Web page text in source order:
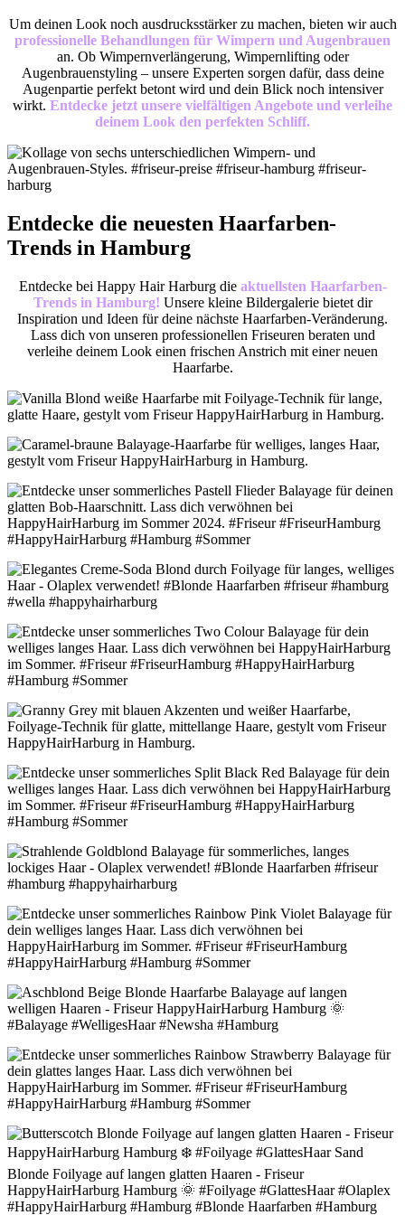
Um deinen Look noch ausdrucksstärker zu machen, bieten wir auch
professionelle Behandlungen für Wimpern und Augenbrauen
an. Ob Wimpernverlängerung, Wimpernlifting oder
Augenbrauenstyling – unsere Experten sorgen dafür, dass deine
Augenpartie perfekt betont wird und dein Blick noch intensiver
wirkt. Entdecke jetzt unsere vielfältigen Angebote und verleihe
deinem Look den perfekten Schliff.
Entdecke die neuesten Haarfarben-
Trends in Hamburg
Entdecke bei Happy Hair Harburg die aktuellsten Haarfarben-
Trends in Hamburg! Unsere kleine Bildergalerie bietet dir
Inspiration und Ideen für deine nächste Haarfarben-Veränderung.
Lass dich von unseren professionellen Friseuren beraten und
verleihe deinem Look einen frischen Anstrich mit einer neuen
Haarfarbe.